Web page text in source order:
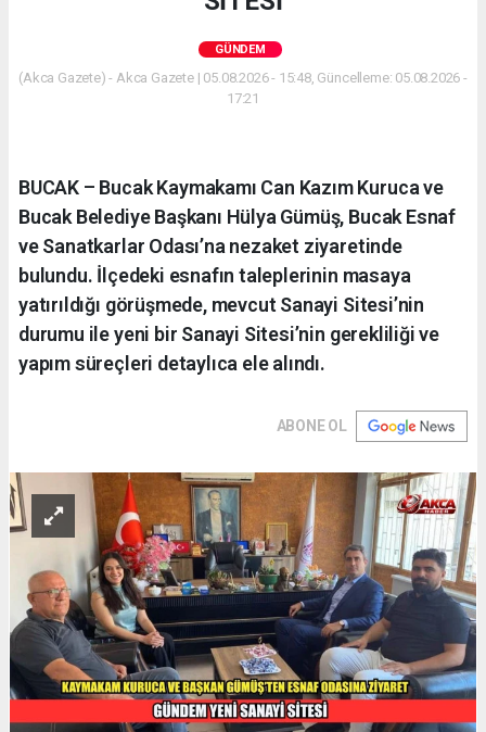
GÜNDEM
(Akca Gazete) - Akca Gazete | 05.08.2026 - 15:48, Güncelleme: 05.08.2026 -
17:21
BUCAK – Bucak Kaymakamı Can Kazım Kuruca ve
Bucak Belediye Başkanı Hülya Gümüş, Bucak Esnaf
ve Sanatkarlar Odası’na nezaket ziyaretinde
bulundu. İlçedeki esnafın taleplerinin masaya
yatırıldığı görüşmede, mevcut Sanayi Sitesi’nin
durumu ile yeni bir Sanayi Sitesi’nin gerekliliği ve
yapım süreçleri detaylıca ele alındı.
ABONE OL